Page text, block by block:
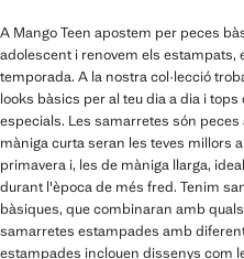
A Mango Teen apostem per peces
adolescent i renovem els estampats,
temporada. A la nostra col·lecció
looks bàsics per al teu dia a dia i
especials. Les samarretes són
màniga curta seran les teves millors
primavera i, les de màniga llarga,
durant l'època de més fred. Tenim
bàsiques, que combinaran amb
samarretes estampades amb
estampades inclouen dissenys com